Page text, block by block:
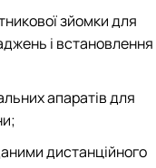
зйомки для
і встановлення
апаратів для
дистанційного